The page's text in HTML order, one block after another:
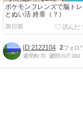
ポケモンフレンズで脳トレ
とぬい活 終章（？）
36日前
2122104 2
週間IN:70 週間OUT:160